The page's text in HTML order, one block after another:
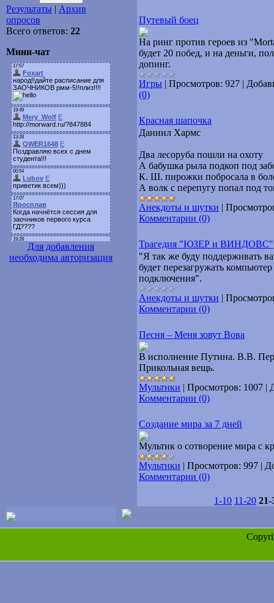
Результаты | Архив
опросов
Всего ответов: 22
Мини-чат
Для добавления
необходима авторизация
Путевый боец
На ринг против героев из
будет 20 побед, и на деньги,
допинг.
Игры | Просмотров: 927 |
(0)
Красная шапочка
Даниил Хармс
Два лесоруба пошли на охоту
А бабушка рыла подкоп под
К. Ш. пирожки побросала в
А волк с перепугу попал под
Анекдоты и шутки |
Комментарии (0)
Трагедия "ЮЗЕР и ВИНДОВС"
"Я так же буду поддеpживать
будет пеpезагpужать
подключения".
Анекдоты и шутки |
Комментарии (0)
Песня – Меня зовут Вова
В исполнение Путина. В.В.
Прикольная вещь.
Мультики | Просмотров: 1007 |
Комментарии (0)
Создание мира за 7 дней
Мультик о сотворение мира с
Мультики | Просмотров: 997 |
Комментарии (0)
1-10 11-20 21-